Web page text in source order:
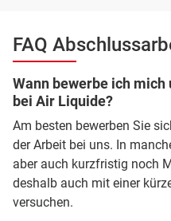
FAQ
Wann bewerbe ich
bei Air Liquide?
Am besten bewerben Sie
der Arbeit bei uns. In
aber auch kurzfristig noch
deshalb auch mit einer
versuchen.